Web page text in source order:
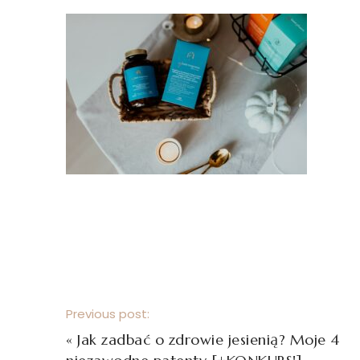
Previous post:
« Jak zadbać o zdrowie jesienią? Moje 4